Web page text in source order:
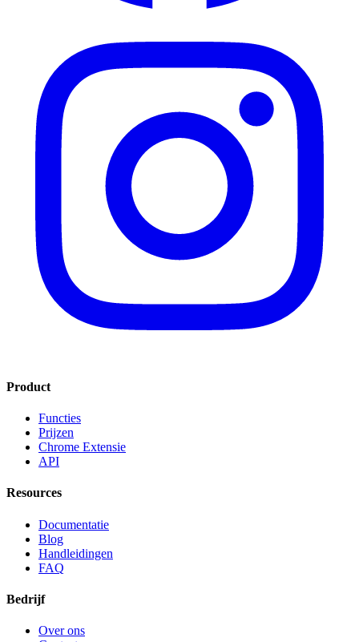
Product
Functies
Prijzen
Chrome Extensie
API
Resources
Documentatie
Blog
Handleidingen
FAQ
Bedrijf
Over ons